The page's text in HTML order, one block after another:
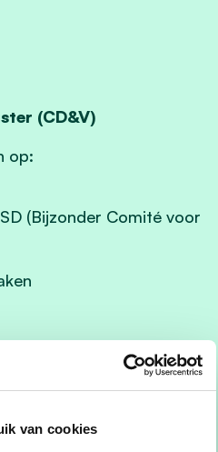
van cookies
(CD&V)
op:
(Bijzonder Comité voor
meerwaarde van deze
gemeente waar